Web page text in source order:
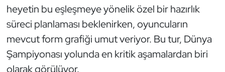
heyetin bu eşleşmeye yönelik özel bir hazırlık
süreci planlaması beklenirken, oyuncuların
mevcut form grafiği umut veriyor. Bu tur, Dünya
Şampiyonası yolunda en kritik aşamalardan biri
olarak görülüyor.
Triatlon
Voleybol